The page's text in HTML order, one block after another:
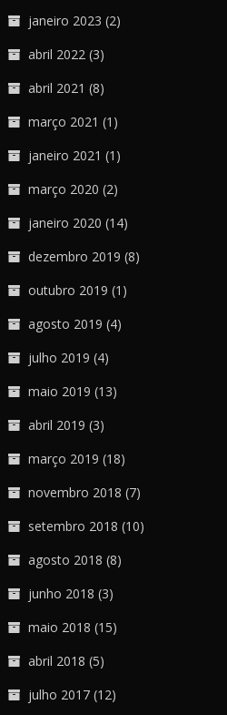
janeiro 2023 (2)
abril 2022 (3)
abril 2021 (8)
março 2021 (1)
janeiro 2021 (1)
março 2020 (2)
janeiro 2020 (14)
dezembro 2019 (8)
outubro 2019 (1)
agosto 2019 (4)
julho 2019 (4)
maio 2019 (13)
abril 2019 (3)
março 2019 (18)
novembro 2018 (7)
setembro 2018 (10)
agosto 2018 (8)
junho 2018 (3)
maio 2018 (15)
abril 2018 (5)
julho 2017 (12)